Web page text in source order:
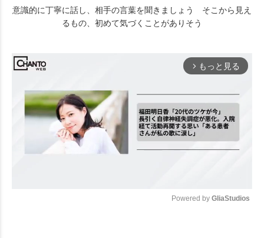
意識的に丁寧に話し、相手の言葉を聞きましょう そこから見え
るもの、初めて気づくことがありそう
arrow_forward_ios もっと見る
Powered by GliaStudios